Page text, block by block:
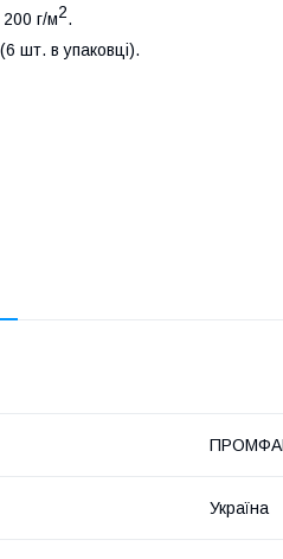
г/м2.
шт. в упаковці).
Україна